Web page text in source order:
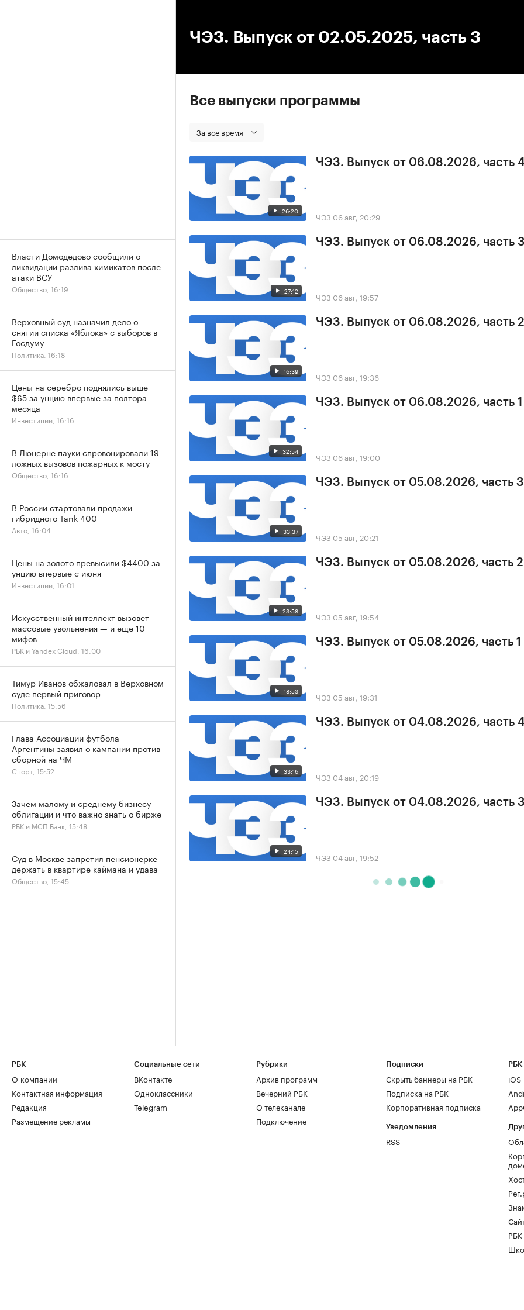
ЧЭЗ. Выпуск от 02.05.2025, часть 3
Все выпуски программы
За все время
26:20
ЧЭЗ. Выпуск от 06.08.2026, часть
ЧЭЗ 06 авг, 20:29
27:12
ЧЭЗ. Выпуск от 06.08.2026, часть
ЧЭЗ 06 авг, 19:57
16:39
ЧЭЗ. Выпуск от 06.08.2026, часть 2
ЧЭЗ 06 авг, 19:36
32:54
ЧЭЗ. Выпуск от 06.08.2026, часть 1
ЧЭЗ 06 авг, 19:00
33:37
ЧЭЗ. Выпуск от 05.08.2026, часть 3
ЧЭЗ 05 авг, 20:21
23:58
ЧЭЗ. Выпуск от 05.08.2026, часть 2
ЧЭЗ 05 авг, 19:54
18:53
ЧЭЗ. Выпуск от 05.08.2026, часть 1
ЧЭЗ 05 авг, 19:31
33:16
ЧЭЗ. Выпуск от 04.08.2026, часть
ЧЭЗ 04 авг, 20:19
24:15
ЧЭЗ. Выпуск от 04.08.2026, часть
ЧЭЗ 04 авг, 19:52
Власти Домодедово сообщили о
ликвидации разлива химикатов после
атаки ВСУ
Общество, 16:19
Верховный суд назначил дело о
снятии списка «Яблока» с выборов в
Госдуму
Политика, 16:18
Цены на серебро поднялись выше
$65 за унцию впервые за полтора
месяца
Инвестиции, 16:16
В Люцерне пауки спровоцировали 19
ложных вызовов пожарных к мосту
Общество, 16:16
В России стартовали продажи
гибридного Tank 400
Авто, 16:04
Цены на золото превысили $4400 за
унцию впервые с июня
Инвестиции, 16:01
Искусственный интеллект вызовет
массовые увольнения — и еще 10
мифов
РБК и Yandex Cloud, 16:00
Тимур Иванов обжаловал в Верховном
суде первый приговор
Политика, 15:56
Глава Ассоциации футбола
Аргентины заявил о кампании против
сборной на ЧМ
Спорт, 15:52
Зачем малому и среднему бизнесу
облигации и что важно знать о бирже
РБК и МСП Банк, 15:48
Суд в Москве запретил пенсионерке
держать в квартире каймана и удава
Общество, 15:45
РБК
О компании
Контактная информация
Редакция
Размещение рекламы
Социальные сети
ВКонтакте
Одноклассники
Telegram
Рубрики
Архив программ
Вечерний РБК
О телеканале
Подключение
Подписки
Скрыть баннеры на РБК
Подписка на РБК
Корпоративная подписка
Уведомления
RSS
РБК
iOS